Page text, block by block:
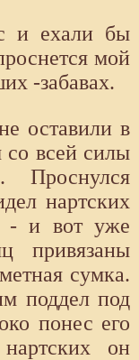
и ехали бы
мой
-забавах.
оставили в
со всей силы
Проснулся
нартских
- и вот уже
привязаны
сумка.
поддел под
понес его
он